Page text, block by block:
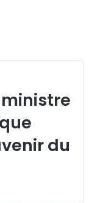
ministre
du